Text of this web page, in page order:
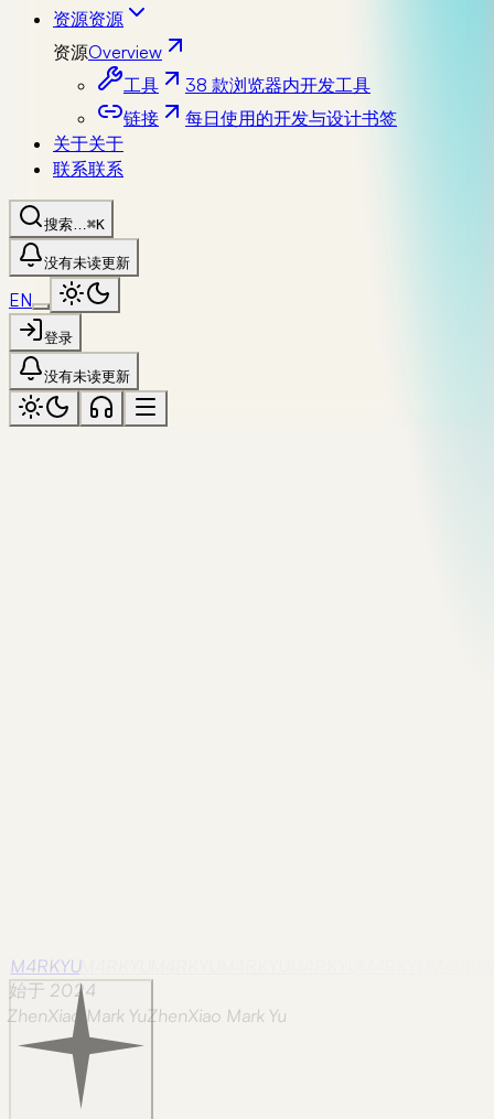
资源资源
资源Overview
工具
38 款浏览器内开发工具
链接
每日使用的开发与设计书签
关于关于
联系联系
搜索…⌘K
没有未读更新
EN
登录
没有未读更新
全部资源
№31/44·Tool
M4RKYUM4RKYU
始于 2024
ZhenXiao Mark YuZhenXiao Mark Yu